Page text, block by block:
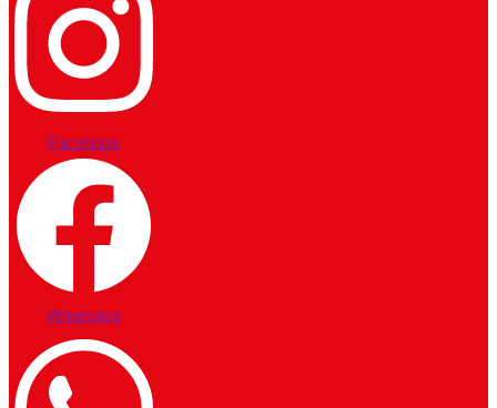
Facebook
Whatsapp